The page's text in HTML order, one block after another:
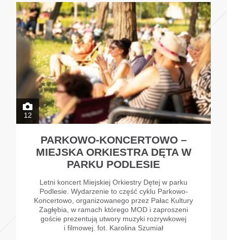
12
PARKOWO-KONCERTOWO –
MIEJSKA ORKIESTRA DĘTA W
PARKU PODLESIE
Letni koncert Miejskiej Orkiestry Dętej w parku
Podlesie. Wydarzenie to część cyklu Parkowo-
Koncertowo, organizowanego przez Pałac Kultury
Zagłębia, w ramach którego MOD i zaproszeni
goście prezentują utwory muzyki rozrywkowej
i filmowej. fot. Karolina Szumiał